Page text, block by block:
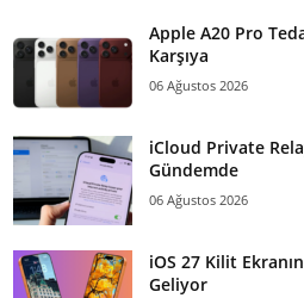
Apple A20 Pro
Karşıya
06 Ağustos 2026
iCloud Private Relay
Gündemde
06 Ağustos 2026
iOS 27 Kilit
Geliyor